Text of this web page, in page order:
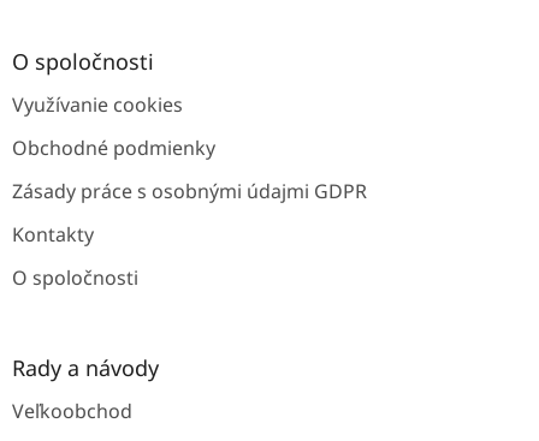
O spoločnosti
Využívanie cookies
Obchodné podmienky
Zásady práce s osobnými údajmi GDPR
Kontakty
O spoločnosti
Rady a návody
Veľkoobchod